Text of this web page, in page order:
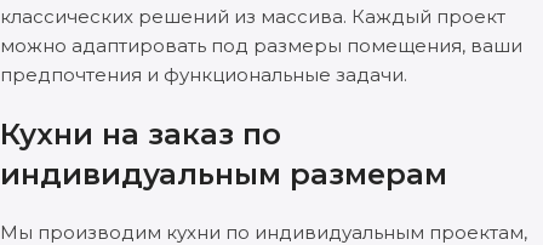
классических решений из массива. Каждый проект
можно адаптировать под размеры помещения, ваши
предпочтения и функциональные задачи.
Кухни на заказ по
индивидуальным размерам
Мы производим кухни по индивидуальным проектам,